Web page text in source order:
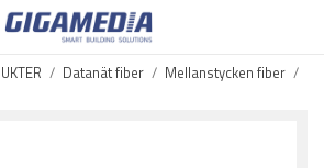
/ Datanät fiber / Mellanstycken fiber /